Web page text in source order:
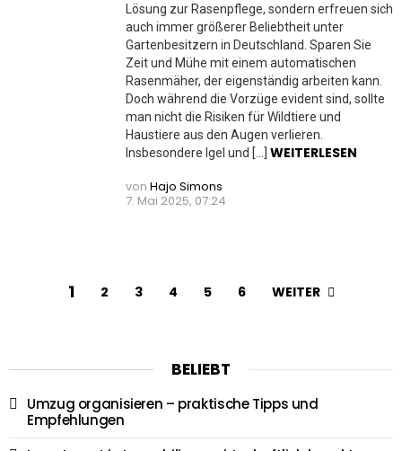
Lösung zur Rasenpflege, sondern erfreuen sich
auch immer größerer Beliebtheit unter
Gartenbesitzern in Deutschland. Sparen Sie
Zeit und Mühe mit einem automatischen
Rasenmäher, der eigenständig arbeiten kann.
Doch während die Vorzüge evident sind, sollte
man nicht die Risiken für Wildtiere und
Haustiere aus den Augen verlieren.
Insbesondere Igel und […] WEITERLESEN
von Hajo Simons
7. Mai 2025, 07:24
1 2 3 4 5 6 WEITER
BELIEBT
Umzug organisieren – praktische Tipps und
Empfehlungen